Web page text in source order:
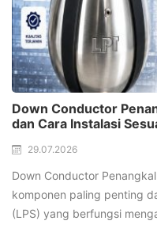
Down Conductor
dan Cara Instalasi
29.07.2026
Down Conductor
komponen paling penting
(LPS) yang berfungsi